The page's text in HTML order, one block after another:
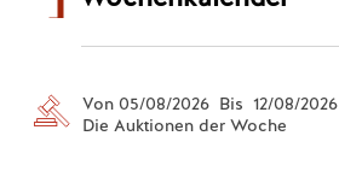
Von 05/08/2026 Bis 12/08/2026
Die Auktionen der Woche